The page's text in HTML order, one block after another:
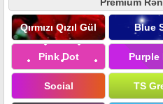
Qırmızı Qızıl Gül Blue
Pink Dot Purple
Social TS